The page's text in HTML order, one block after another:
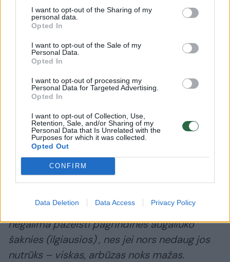
I want to opt-out of the Sharing of my
personal data.
Opted In
I want to opt-out of the Sale of my
Personal Data.
Opted In
I want to opt-out of processing my
Personal Data for Targeted Advertising.
Opted In
I want to opt-out of Collection, Use,
Retention, Sale, and/or Sharing of my
Personal Data that Is Unrelated with the
Purposes for which it was collected.
Opted Out
CONFIRM
Data Deletion Data Access Privacy Policy
Gerda.
Vilmos patarimai, norintiems užsiauginti
arbūzus:
Pirmas ir kone svarbiausias dalykas – sėklą
būtina auginti dideliame indelyje. Mažiausiai 1
litro talpos, tada daigas užauga tvirtas, o
vaisius – didžiulis. Vilma naudoja šaldymui
skirtus indelius, tik jų dugne prieš tai su
pakaitinta vinimi pribado skylučių.
Toliau – sodinant daigą į atvirą dirvą,
negalima pažeisti pagrindinės augaliuko
šaknies (ilgiausios) , nes jei nors nedaug jos
nutrūks – viskas, arbūzas noks mažas.